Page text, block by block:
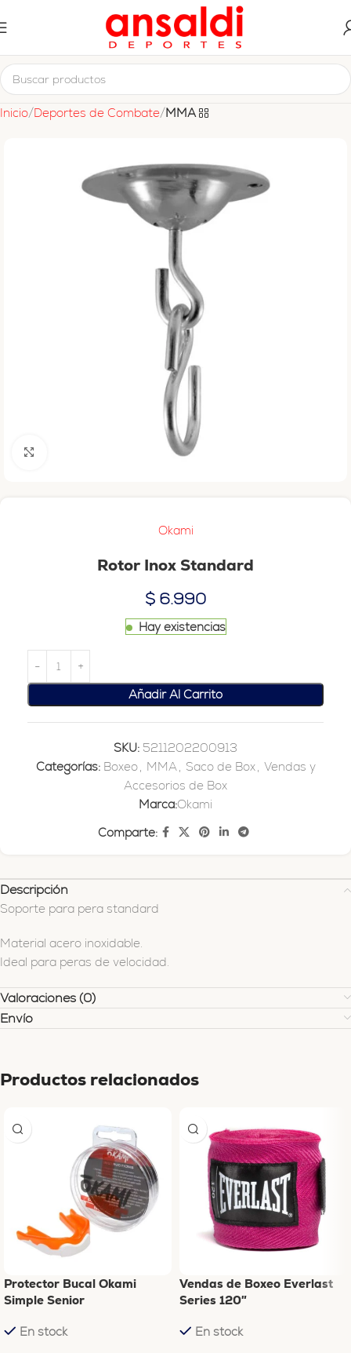
Inicio Deportes de Combate MMA
Okami
Rotor Inox Standard
$ 6.990
Hay existencias
Añadir Al Carrito
SKU: 5211202200913
Categorías: Boxeo, MMA, Saco de Box, Vendas y
Accesorios de Box
Marca:Okami
Comparte:
Descripción
Soporte para pera standard
Material acero inoxidable.
Ideal para peras de velocidad.
Valoraciones (0)
Envío
Productos relacionados
Protector Bucal Okami
Simple Senior
En stock
Vendas de Boxeo Everlast
Series 120″
En stock